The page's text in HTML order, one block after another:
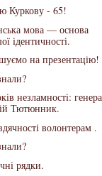
Куркову - 65!
мова — основа
ідентичності.
на презентацію!
незламності:
Тютюнник.
волонтерам .
рядки.